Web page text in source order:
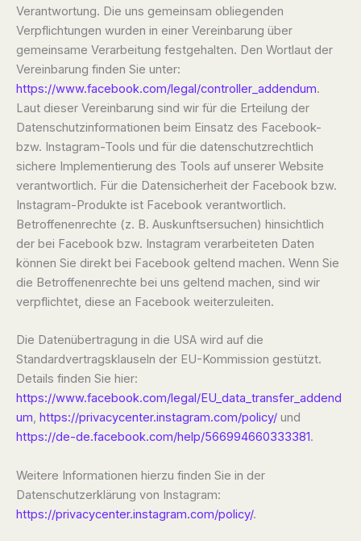
Verantwortung. Die uns gemeinsam obliegenden
Verpflichtungen wurden in einer Vereinbarung über
gemeinsame Verarbeitung festgehalten. Den Wortlaut der
Vereinbarung finden Sie unter:
https://www.facebook.com/legal/controller_addendum.
Laut dieser Vereinbarung sind wir für die Erteilung der
Datenschutzinformationen beim Einsatz des Facebook-
bzw. Instagram-Tools und für die datenschutzrechtlich
sichere Implementierung des Tools auf unserer Website
verantwortlich. Für die Datensicherheit der Facebook bzw.
Instagram-Produkte ist Facebook verantwortlich.
Betroffenenrechte (z. B. Auskunftsersuchen) hinsichtlich
der bei Facebook bzw. Instagram verarbeiteten Daten
können Sie direkt bei Facebook geltend machen. Wenn Sie
die Betroffenenrechte bei uns geltend machen, sind wir
verpflichtet, diese an Facebook weiterzuleiten.
Die Datenübertragung in die USA wird auf die
Standardvertragsklauseln der EU-Kommission gestützt.
Details finden Sie hier:
https://www.facebook.com/legal/EU_data_transfer_addend
um, https://privacycenter.instagram.com/policy/ und
https://de-de.facebook.com/help/566994660333381.
Weitere Informationen hierzu finden Sie in der
Datenschutzerklärung von Instagram:
https://privacycenter.instagram.com/policy/.